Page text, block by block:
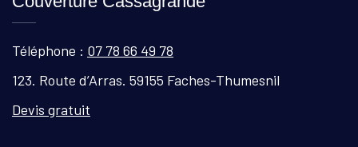
Téléphone : 07 78 66 49 78
123. Route d’Arras. 59155 Faches-Thumesnil
Devis gratuit